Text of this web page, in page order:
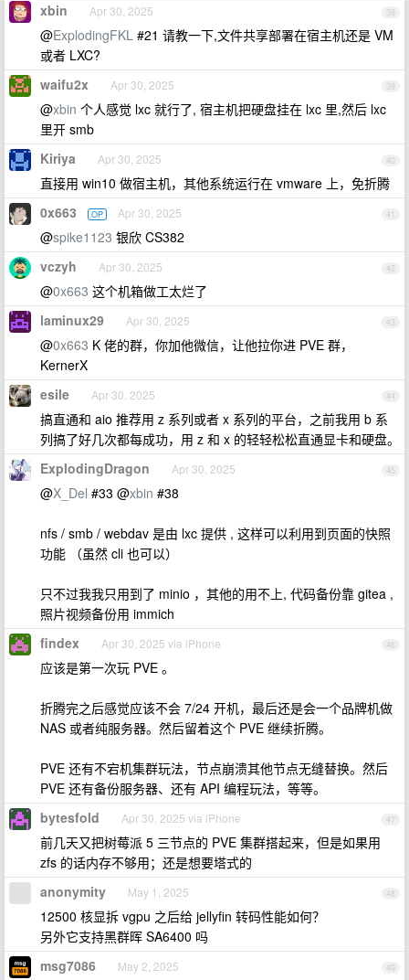
38
xbin Apr 30, 2025
@ExplodingFKL #21 请教一下,文件共享部署在宿主机还是 VM
或者 LXC?
39
waifu2x Apr 30, 2025
@xbin 个人感觉 lxc 就行了, 宿主机把硬盘挂在 lxc 里,然后 lxc
里开 smb
40
Kiriya Apr 30, 2025
直接用 win10 做宿主机，其他系统运行在 vmware 上，免折腾
41
0x663 OP Apr 30, 2025
@spike1123 银欣 CS382
42
vczyh Apr 30, 2025
@0x663 这个机箱做工太烂了
43
laminux29 Apr 30, 2025
@0x663 K 佬的群，你加他微信，让他拉你进 PVE 群，
KernerX
44
esile Apr 30, 2025
搞直通和 aio 推荐用 z 系列或者 x 系列的平台，之前我用 b 系
列搞了好几次都每成功，用 z 和 x 的轻轻松松直通显卡和硬盘。
45
ExplodingDragon Apr 30, 2025
@X_Del #33 @xbin #38
nfs / smb / webdav 是由 lxc 提供 , 这样可以利用到页面的快照
功能 （虽然 cli 也可以）
只不过我我只用到了 minio ，其他的用不上, 代码备份靠 gitea ,
照片视频备份用 immich
46
findex Apr 30, 2025 via iPhone
应该是第一次玩 PVE 。
折腾完之后感觉应该不会 7/24 开机，最后还是会一个品牌机做
NAS 或者纯服务器。然后留着这个 PVE 继续折腾。
PVE 还有不宕机集群玩法，节点崩溃其他节点无缝替换。然后
PVE 还有备份服务器、还有 API 编程玩法，等等。
47
bytesfold Apr 30, 2025 via iPhone
前几天又把树莓派 5 三节点的 PVE 集群搭起来，但是如果用
zfs 的话内存不够用；还是想要塔式的
48
anonymity May 1, 2025
12500 核显拆 vgpu 之后给 jellyfin 转码性能如何？
另外它支持黑群晖 SA6400 吗
49
msg7086 May 2, 2025